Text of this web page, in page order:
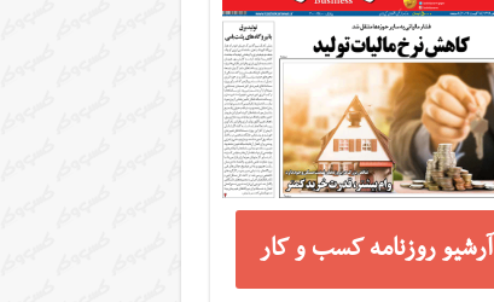
آرشیو روزنامه کسب و کار